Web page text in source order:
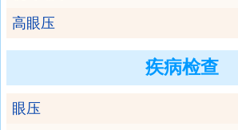
高眼压
疾病检查
眼压